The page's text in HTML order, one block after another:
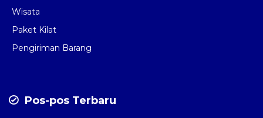
Wisata
Paket Kilat
Pengiriman Barang
Pos-pos Terbaru